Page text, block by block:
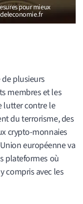
pour mieux
plusieurs
membres et les
lutter contre le
du terrorisme, des
crypto-monnaies
européenne va
plateformes où
compris avec les